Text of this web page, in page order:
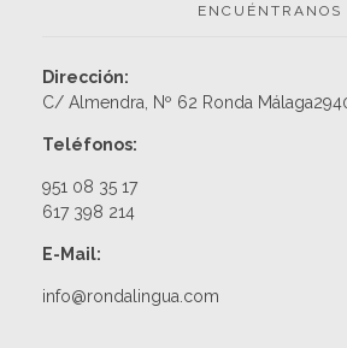
ENCUÉNTRANOS
Dirección:
C/ Almendra, Nº 62 Ronda
Teléfonos:
951 08 35 17
617 398 214
E-Mail:
info@rondalingua.com